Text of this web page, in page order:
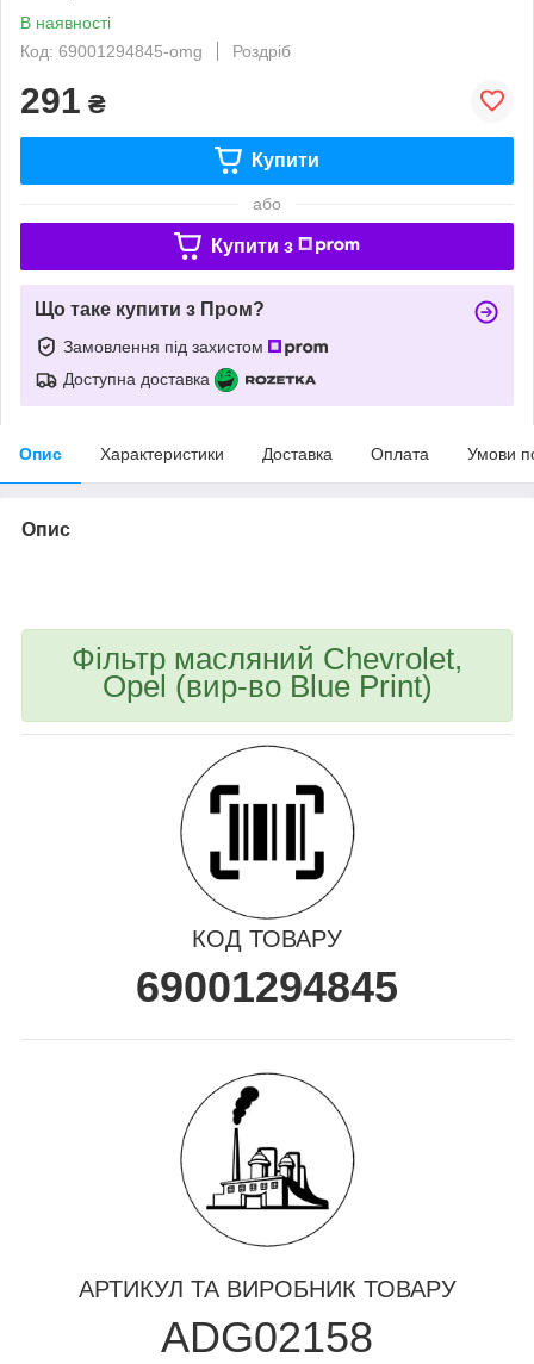
В наявності
Код: 69001294845-omg
Роздріб
291 ₴
Купити
або
Купити з
Що таке купити з Пром?
Замовлення під захистом
Доступна доставка
Опис Характеристики Доставка Оплата Умови
Опис
Фільтр масляний Chevrolet,
Opel (вир-во Blue Print)
КОД ТОВАРУ
69001294845
АРТИКУЛ ТА ВИРОБНИК ТОВАРУ
ADG02158